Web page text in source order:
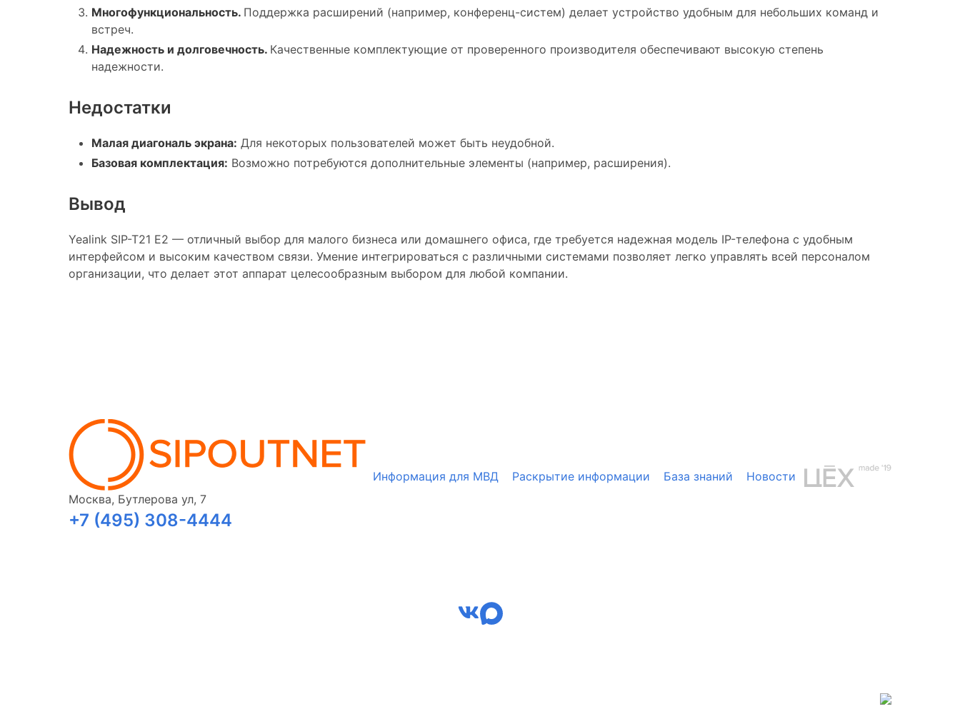
Многофункциональность. Поддержка расширений (например, конференц-систем) делает устройство удобным для небольших команд и
встреч.
Надежность и долговечность. Качественные комплектующие от проверенного производителя обеспечивают высокую степень
надежности.
Недостатки
Малая диагональ экрана: Для некоторых пользователей может быть неудобной.
Базовая комплектация: Возможно потребуются дополнительные элементы (например, расширения).
Вывод
Yealink SIP-T21 E2 — отличный выбор для малого бизнеса или домашнего офиса, где требуется надежная модель IP-телефона с удобным
интерфейсом и высоким качеством связи. Умение интегрироваться с различными системами позволяет легко управлять всей персоналом
организации, что делает этот аппарат целесообразным выбором для любой компании.
Москва, Бутлерова ул, 7
+7 (495) 308-4444
Информация для МВД Раскрытие информации База знаний Новости